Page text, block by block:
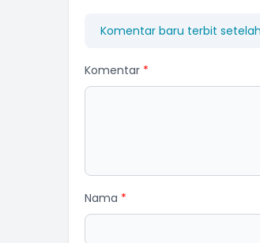
Komentar baru terbit
Komentar *
Nama *
Belum